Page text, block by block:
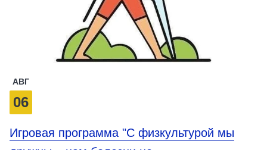
АВГ
06
Игровая программа "С физкультурой мы